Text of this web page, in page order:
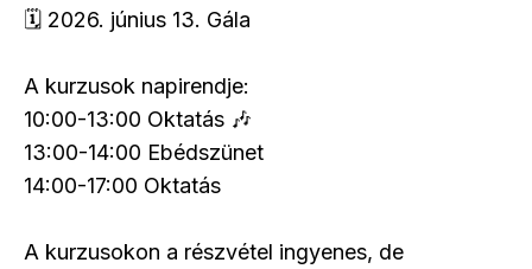
🗓️ 2026. június 13. Gála
A kurzusok napirendje:
10:00-13:00 Oktatás 🎶
13:00-14:00 Ebédszünet
14:00-17:00 Oktatás
A kurzusokon a részvétel ingyenes, de